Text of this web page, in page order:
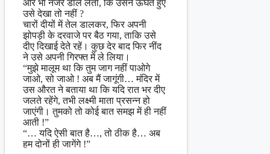
ओर भी नजरें डाल लेता, कि उसने ऊंघते हुए
उसे देखा तो नहीं ?
चारों दीयों में तेल डालकर, फिर अपनी
झोपड़ी के दरवाजे पर बैठ गया, ताकि उसे
दीए दिखाई देते रहें। कुछ देर बाद फिर नींद
ने उसे अपनी गिरफ्त में ले लिया।
“मुझे मालूम था कि तुम जाग नहीं पाओगे
जाओ, सो जाओ ! अब मैं जागूंगी… मंदिर में
उस औरत ने बताया था कि यदि रात भर दीए
जलते रहेंगे, तभी लक्ष्मी माता प्रसन्न हो
जाएंगी। तुमको तो कोई बात समझ में ही नहीं
आती !”
“… यदि ऐसी बात है…, तो ठीक है… अब
हम दोनों ही जागेंगे !”